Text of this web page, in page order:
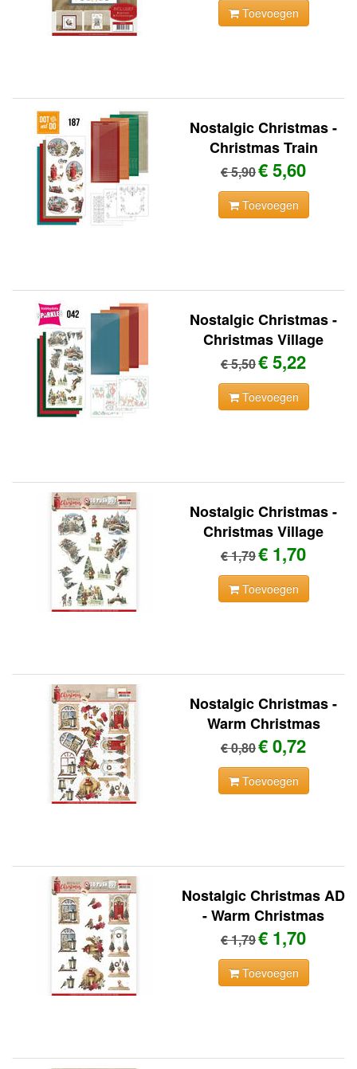
Toevoegen
Nostalgic Christmas -
Christmas Train
€ 5,90€ 5,60
Toevoegen
Nostalgic Christmas -
Christmas Village
€ 5,50€ 5,22
Toevoegen
Nostalgic Christmas -
Christmas Village
€ 1,79€ 1,70
Toevoegen
Nostalgic Christmas -
Warm Christmas
€ 0,80€ 0,72
Toevoegen
Nostalgic Christmas AD
- Warm Christmas
€ 1,79€ 1,70
Toevoegen